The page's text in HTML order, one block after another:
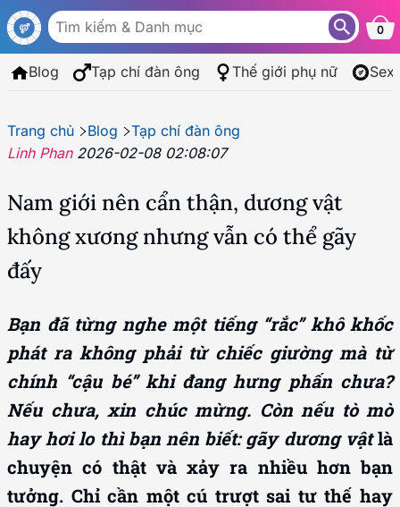
0
Blog Tạp chí đàn ông Thế giới phụ nữ
Trang chủ Blog
Tạp chí đàn ông
Linh Phan 2026-02-08 02:08:07
Nam giới nên cẩn thận, dương vật
không xương nhưng vẫn có thể gãy
đấy
Bạn đã từng nghe một tiếng “rắc” khô khốc
phát ra không phải từ chiếc giường mà từ
chính “cậu bé” khi đang hưng phấn chưa?
Nếu chưa, xin chúc mừng. Còn nếu tò mò
hay hơi lo thì bạn nên biết: gãy dương vậtlà
chuyện có thật và xảy ra nhiều hơn bạn
tưởng. Chỉ cần một cú trượt sai tư thế hay